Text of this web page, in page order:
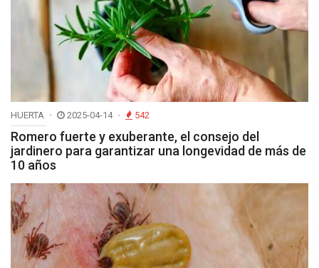
HUERTA 2025-04-14 542
Romero fuerte y exuberante, el consejo del
jardinero para garantizar una longevidad de más de
10 años